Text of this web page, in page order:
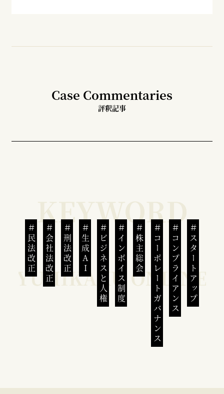
Case Commentaries
評釈記事
民法改正 会社法改正 刑法改正 生成AI ビジネスと人権インボイス制度 株主総会 コーポレートガバナンスコンプライアンススタートアップ